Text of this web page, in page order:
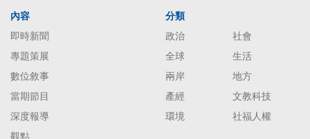
內容
即時新聞
專題策展
數位敘事
當期節目
深度報導
觀點
分類
政治
社會
全球
生活
兩岸
地方
產經
文教科技
環境
社福人權